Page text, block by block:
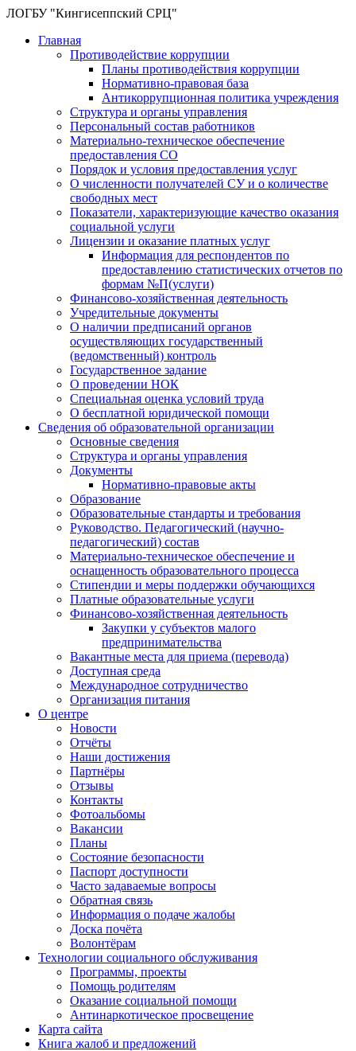
ЛОГБУ "Кингисеппский СРЦ"
Главная
Противодействие коррупции
Планы противодействия коррупции
Нормативно-правовая база
Антикоррупционная политика учреждения
Структура и органы управления
Персональный состав работников
Материально-техническое обеспечение
предоставления СО
Порядок и условия предоставления услуг
О численности получателей СУ и о количестве
свободных мест
Показатели, характеризующие качество оказания
социальной услуги
Лицензии и оказание платных услуг
Информация для респондентов по
предоставлению статистических отчетов по
формам №П(услуги)
Финансово-хозяйственная деятельность
Учредительные документы
О наличии предписаний органов
осуществляющих государственный
(ведомственный) контроль
Государственное задание
О проведении НОК
Специальная оценка условий труда
О бесплатной юридической помощи
Сведения об образовательной организации
Основные сведения
Структура и органы управления
Документы
Нормативно-правовые акты
Образование
Образовательные стандарты и требования
Руководство. Педагогический (научно-
педагогический) состав
Материально-техническое обеспечение и
оснащенность образовательного процесса
Стипендии и меры поддержки обучающихся
Платные образовательные услуги
Финансово-хозяйственная деятельность
Закупки у субъектов малого
предпринимательства
Вакантные места для приема (перевода)
Доступная среда
Международное сотрудничество
Организация питания
О центре
Новости
Отчёты
Наши достижения
Партнёры
Отзывы
Контакты
Фотоальбомы
Вакансии
Планы
Состояние безопасности
Паспорт доступности
Часто задаваемые вопросы
Обратная связь
Информация о подаче жалобы
Доска почёта
Волонтёрам
Технологии социального обслуживания
Программы, проекты
Помощь родителям
Оказание социальной помощи
Антинаркотическое просвещение
Карта сайта
Книга жалоб и предложений